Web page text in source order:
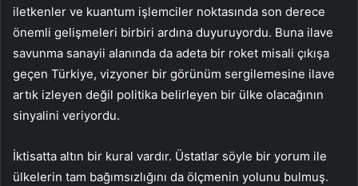
iletkenler ve kuantum işlemciler nok­tasında son derece
önemli gelişmeleri birbiri ardına duyuruyordu. Buna ilave
savunma sanayii alanında da adeta bir roket misali çı­kışa
geçen Türkiye, vizyo­ner bir görünüm sergile­mesine ilave
artık izleyen değil politika belirleyen bir ülke olacağının
sinyalini veriyordu.
İktisatta altın bir kural vardır. Üstatlar söyle bir yorum ile
ülkelerin tam ba­ğımsızlığını da ölçmenin yolunu bulmuş.